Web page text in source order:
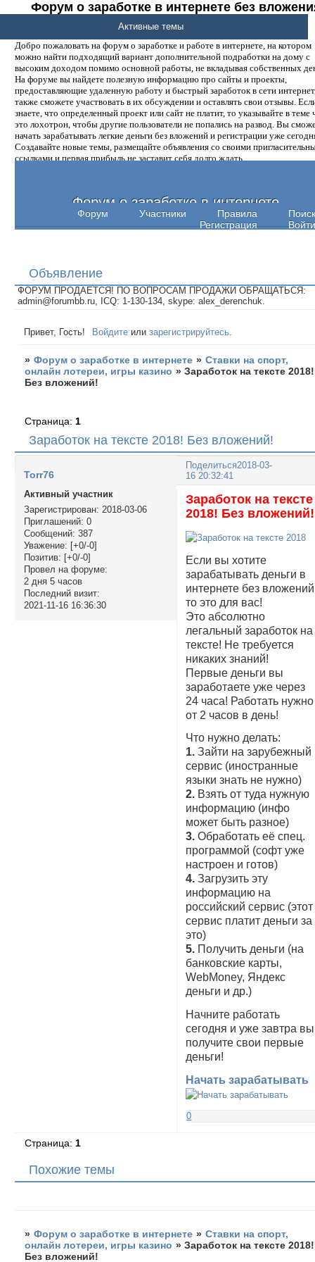
Форум о заработке в интернете без
денег.
Добро пожаловать на форум о заработке и работе в интернете, на котором
можно найти подходящий вариант дополнительной подработки на дому с
высоким доходом помимо основной работы, не вкладывая собственных
На форуме вы найдете полезную информацию про сайты и проекты,
предоставляющие удаленную работу и быстрый заработок в сети
также сможете участвовать в их обсуждении и оставлять свои отзывы.
знаете, что определенный проект или сайт не платит, то указывайте в теме
это лохотрон, чтобы другие пользователи не попались на развод. Вы
начать зарабатывать легкие деньги без вложений и регистрации уже
Создавайте новые темы, размещайте объявления со своими
ссылками и первая прибыль не заставит себя долго ждать.
Форум о заработке в интернете
Форум Участники Правила
Поиск
Регистрация
Войти
Активные темы
Объявление
ФОРУМ ПРОДАЕТСЯ! ПО ВОПРОСАМ ПРОДАЖИ ОБРАЩАТЬСЯ:
admin@forumbb.ru, ICQ: 1-130-134, skype: alex_derenchuk.
Привет, Гость! Войдите илизарегистрируйтесь
» Форум о заработке в интернете » Ставки на спорт,
онлайн лотереи, игры казино »Заработок на тексте 2018!
Без вложений!
Заработок на тексте 2018! Без вложений!
Страница: 1
Поделиться2018-03-
16 20:32:41
Torr76
Активный участник
Зарегистрирован: 2018-03-06
Приглашений: 0
Сообщений: 387
Уважение: [+0/-0]
Позитив: [+0/-0]
Провел на форуме:
2 дня 5 часов
Последний визит:
2021-11-16 16:36:30
Заработок на тексте
2018! Без вложений!
Если вы хотите
зарабатывать деньги в
интернете без
то это для вас!
Это абсолютно
легальный заработок на
тексте! Не требуется
никаких знаний!
Первые деньги вы
заработаете уже через
24 часа! Работать нужно
от 2 часов в день!
Что нужно делать:
1. Зайти на зарубежный
сервис (иностранные
языки знать не нужно)
2. Взять от туда нужную
информацию (инфо
может быть разное)
3. Обработать её спец.
программой (софт уже
настроен и готов)
4. Загрузить эту
информацию на
российский сервис (этот
сервис платит деньги за
это)
5. Получить деньги (на
банковские карты,
WebMoney, Яндекс
деньги и др.)
Начните работать
сегодня и уже завтра вы
получите свои первые
деньги!
Начать зарабатывать
0
Страница: 1
Похожие темы
» Форум о заработке в интернете » Ставки на спорт,
онлайн лотереи, игры казино »Заработок на тексте 2018!
Без вложений!